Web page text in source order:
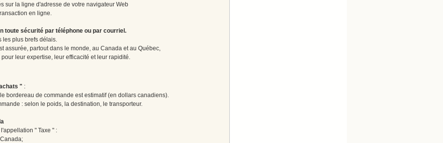
sur la ligne d'adresse de votre navigateur Web
en ligne.
toute sécurité par téléphone ou par courriel.
les plus brefs délais.
assurée, partout dans le monde, au Canada et au Québec,
leur expertise, leur efficacité et leur rapidité.
" :
bordereau de commande est estimatif (en dollars canadiens).
: selon le poids, la destination, le transporteur.
" Taxe " :